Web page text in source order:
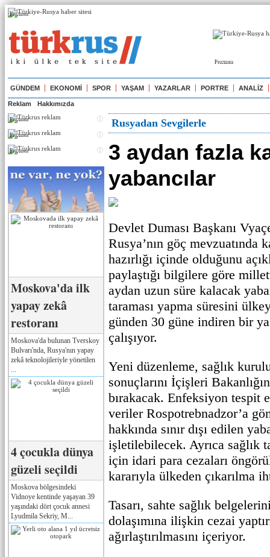
Реклама
Реклама
GÜNDEM EKONOMİ SPOR YAŞAM YAZARLAR PORTRE ANALİZ
Reklam Hakkımızda
Реклама
Реклама
Реклама
Moskova'da ilk
yapay zekâ
restoranı
Moskova'da bulunan Tverskoy
Bulvarı'nda, Rusya'nın yapay
zekâ teknolojileriyle yönetilen
4 çocukla dünya
güzeli seçildi
Moskova bölgesindeki
Vidnoye kentinde yaşayan 39
yaşındaki dört çocuk annesi
Lyudmila Sekriy, M...
Rusyadan Sevgilerle
3 aydan fazla
yabancılar
Devlet Duması Başkanı
Rusya’nın göç mevzuatında
hazırlığı içinde olduğunu
paylaştığı bilgilere göre
aydan uzun süre kalacak
taraması yapma süresini
günden 30 güne indiren bir
çalışıyor.
Yeni düzenleme, sağlık
sonuçlarını İçişleri
bırakacak. Enfeksiyon tespit
veriler Rospotrebnadzor’a
hakkında sınır dışı edilen
işletilebilecek. Ayrıca sağlık
için idari para cezaları
kararıyla ülkeden çıkarılma
Tasarı, sahte sağlık
dolaşımına ilişkin cezai
ağırlaştırılmasını içeriyor.